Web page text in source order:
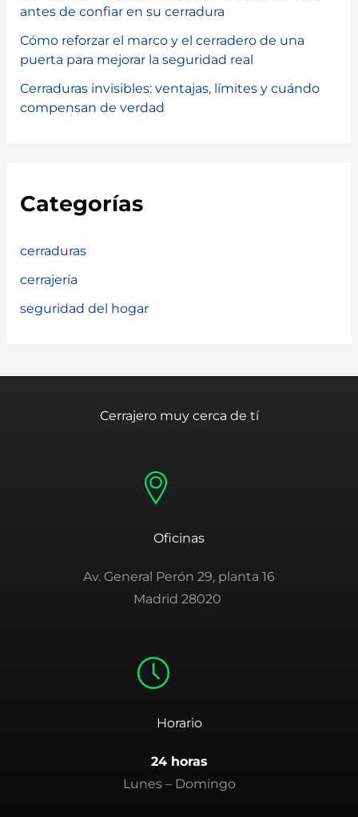
antes de confiar en su cerradura
Cómo reforzar el marco y el cerradero de una
puerta para mejorar la seguridad real
Cerraduras invisibles: ventajas, límites y cuándo
compensan de verdad
Categorías
cerraduras
cerrajería
seguridad del hogar
Cerrajero muy cerca de tí
Oficinas
Av. General Perón 29, planta 16
Madrid 28020
Horario
24 horas
Lunes – Domingo